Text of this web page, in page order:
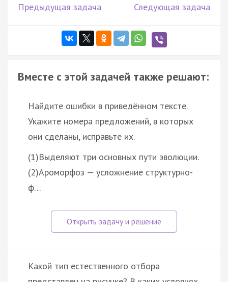
Предыдущая задача Следующая задача
Вместе с этой задачей также решают:
Найдите ошибки в приведённом тексте.
Укажите номера предложений, в которых
они сделаны, исправьте их.
(1)Выделяют три основных пути эволюции.
(2)Ароморфоз — усложнение структурно-
ф…
Какой тип естественного отбора